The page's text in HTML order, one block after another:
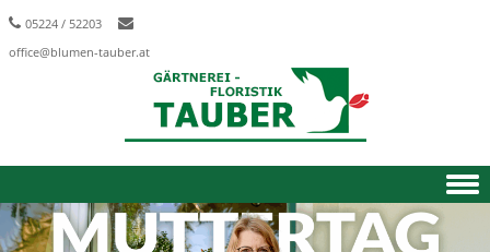
05224 / 52203
office@blumen-tauber.at
Skip to content